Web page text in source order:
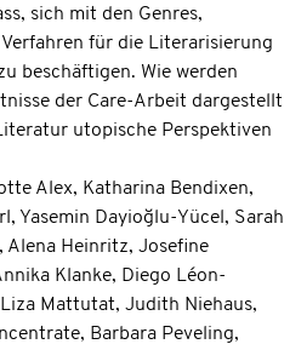
sich mit den Genres,
für die Literarisierung
beschäftigen. Wie werden
der Care-Arbeit dargestellt
utopische Perspektiven
Alex, Katharina Bendixen,
Yasemin Dayioğlu-Yücel, Sarah
Alena Heinritz, Josefine
Klanke, Diego Léon-
Mattutat, Judith Niehaus,
Barbara Peveling,